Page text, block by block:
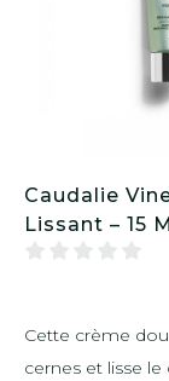
Caudalie
Lissant – 15
Cette crème
cernes et lisse